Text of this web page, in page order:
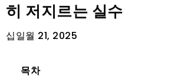
히 저지르는 실수
십일월 21, 2025
목차